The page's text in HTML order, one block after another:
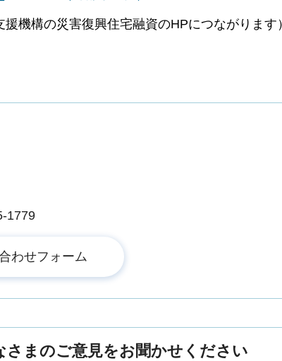
機構の災害復興住宅融資のHPにつながります
1779
まのご意見をお聞かせください